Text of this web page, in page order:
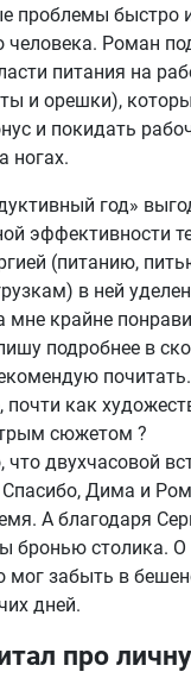
проблемы быстро
человека. Роман
питания на
и орешки),
и покидать
ногах.
год»
эффективности
(питанию,
в ней
мне крайне
подробнее в
почти как
сюжетом ?
двухчасовой
Дима и
А благодаря
бронью столика.
мог забыть в
дней.
про